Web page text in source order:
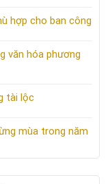
hợp cho ban công
văn hóa phương
tài lộc
mùa trong năm